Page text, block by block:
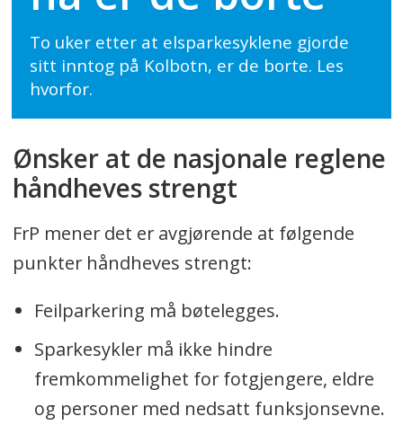
To uker etter at elsparkesyklene gjorde
sitt inntog på Kolbotn, er de borte. Les
hvorfor.
Ønsker at de nasjonale reglene
håndheves strengt
FrP mener det er avgjørende at følgende
punkter håndheves strengt:
Feilparkering må bøtelegges.
Sparkesykler må ikke hindre
fremkommelighet for fotgjengere, eldre
og personer med nedsatt funksjonsevne.